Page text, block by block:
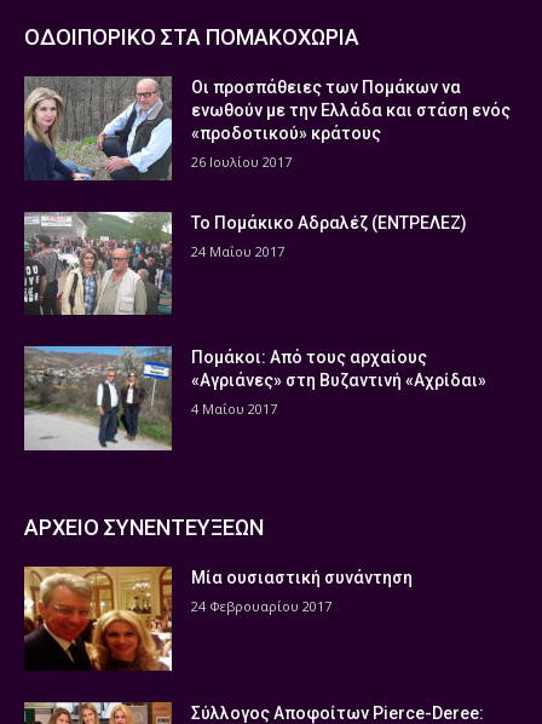
ΟΔΟΙΠΟΡΙΚΟ ΣΤΑ ΠΟΜΑΚΟΧΩΡΙΑ
Οι προσπάθειες των Πομάκων να
ενωθούν με την Ελλάδα και στάση ενός
«προδοτικού» κράτους
26 Ιουλίου 2017
Το Πομάκικο Αδραλέζ (ΕΝΤΡΕΛΕΖ)
24 Μαΐου 2017
Πομάκοι: Από τους αρχαίους
«Αγριάνες» στη Βυζαντινή «Αχρίδαι»
4 Μαΐου 2017
ΑΡΧΕΙΟ ΣΥΝΕΝΤΕΥΞΕΩΝ
Μία ουσιαστική συνάντηση
24 Φεβρουαρίου 2017
Σύλλογος Αποφοίτων Pierce-Deree: